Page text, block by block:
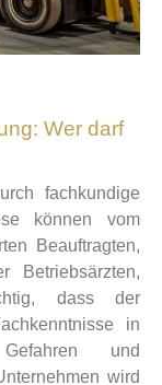
Wer darf
fachkundige
können vom
Beauftragten,
Betriebsärzten,
dass der
in
und
wird